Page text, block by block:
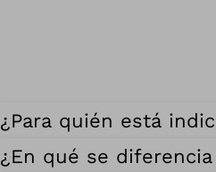
¿Para quién está
¿En qué se